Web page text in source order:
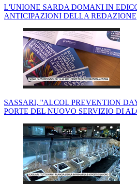
L'UNIONE SARDA DOMANI IN
ANTICIPAZIONI DELLA REDAZIONE
SASSARI, ''ALCOL PREVENTION
PORTE DEL NUOVO SERVIZIO DI